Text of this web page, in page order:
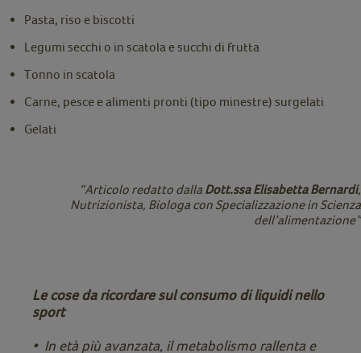
Pasta, riso e biscotti
Legumi secchi o in scatola e succhi di frutta
Tonno in scatola
Carne, pesce e alimenti pronti (tipo minestre) surgelati
Gelati
“Articolo redatto dalla Dott.ssa Elisabetta Bernardi,
Nutrizionista, Biologa con Specializzazione in Scienza
dell’alimentazione”
Le cose da ricordare sul consumo di liquidi nello
sport
• In età più avanzata, il metabolismo rallenta e